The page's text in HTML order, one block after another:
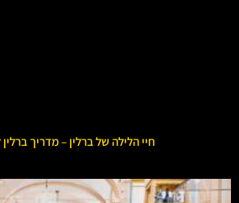
חיי הלילה של ברלין – מדריך